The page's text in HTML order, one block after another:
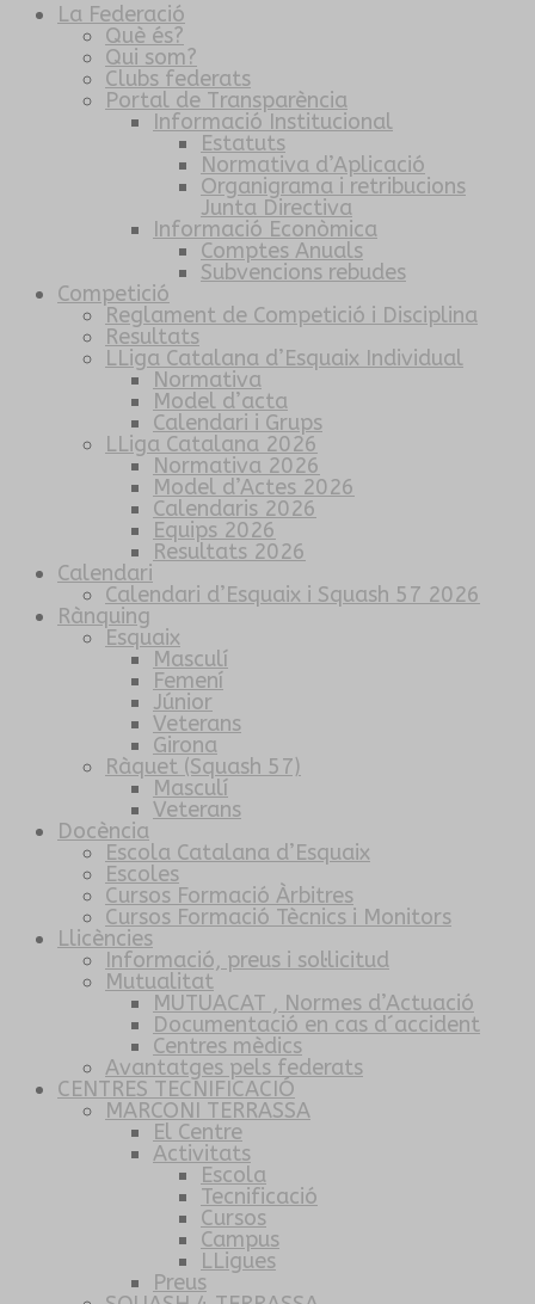
La Federació
Què és?
Qui som?
Clubs federats
Portal de Transparència
Informació Institucional
Estatuts
Normativa d’Aplicació
Organigrama i retribucions
Junta Directiva
Informació Econòmica
Comptes Anuals
Subvencions rebudes
Competició
Reglament de Competició i Disciplina
Resultats
LLiga Catalana d’Esquaix Individual
Normativa
Model d’acta
Calendari i Grups
LLiga Catalana 2026
Normativa 2026
Model d’Actes 2026
Calendaris 2026
Equips 2026
Resultats 2026
Calendari
Calendari d’Esquaix i Squash 57 2026
Rànquing
Esquaix
Masculí
Femení
Júnior
Veterans
Girona
Ràquet (Squash 57)
Masculí
Veterans
Docència
Escola Catalana d’Esquaix
Escoles
Cursos Formació Àrbitres
Cursos Formació Tècnics i Monitors
Llicències
Informació, preus i sol·licitud
Mutualitat
MUTUACAT , Normes d’Actuació
Documentació en cas d´accident
Centres mèdics
Avantatges pels federats
CENTRES TECNIFICACIÓ
MARCONI TERRASSA
El Centre
Activitats
Escola
Tecnificació
Cursos
Campus
LLigues
Preus